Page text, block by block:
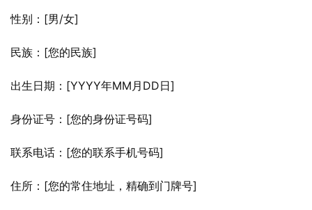
性别：[男/女]
民族：[您的民族]
出生日期：[YYYY年MM月DD日]
身份证号：[您的身份证号码]
联系电话：[您的联系手机号码]
住所：[您的常住地址，精确到门牌号]